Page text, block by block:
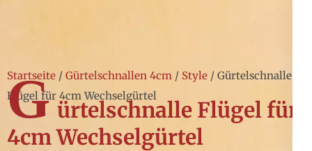
Startseite / Gürtelschnallen 4cm / Style / Gürtelschnalle
Flügel für 4cm Wechselgürtel
G ürtelschnalle Flügel für
4cm Wechselgürtel